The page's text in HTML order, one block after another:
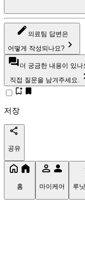
의료팀 답변은
어떻게 작성되나요?
더 궁금한 내용이 있나
직접 질문을 남겨주세요.
저장
공유
홈 마이케어 루